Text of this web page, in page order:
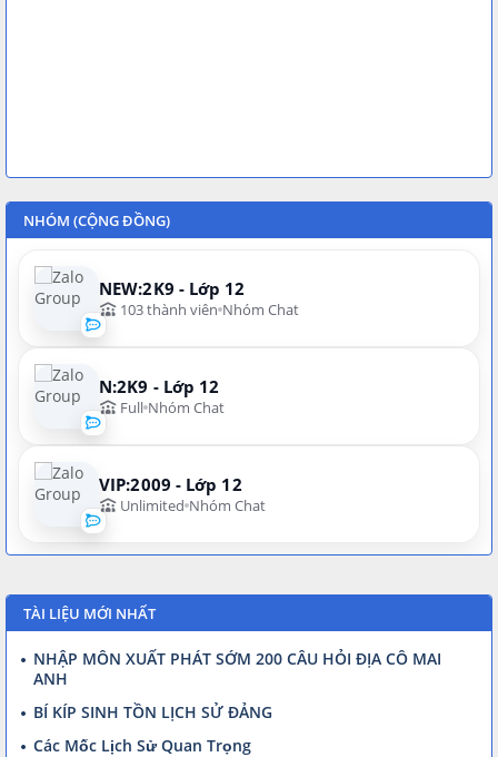
NHÓM (CỘNG ĐỒNG)
NEW:2K9 - Lớp 12
103 thành viên Nhóm Chat
N:2K9 - Lớp 12
Full Nhóm Chat
VIP:2009 - Lớp 12
Unlimited Nhóm Chat
TÀI LIỆU MỚI NHẤT
NHẬP MÔN XUẤT PHÁT SỚM 200 CÂU HỎI ĐỊA CÔ MAI
ANH
BÍ KÍP SINH TỒN LỊCH SỬ ĐẢNG
Các Mốc Lịch Sử Quan Trọng